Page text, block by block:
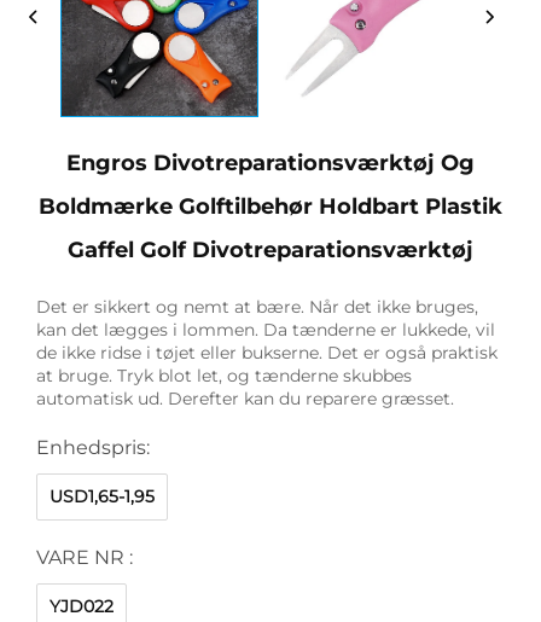
Engros Divotreparationsværktøj Og
Boldmærke Golftilbehør Holdbart Plastik
Gaffel Golf Divotreparationsværktøj
Det er sikkert og nemt at bære. Når det ikke bruges,
kan det lægges i lommen. Da tænderne er lukkede, vil
de ikke ridse i tøjet eller bukserne. Det er også praktisk
at bruge. Tryk blot let, og tænderne skubbes
automatisk ud. Derefter kan du reparere græsset.
Enhedspris:
USD1,65-1,95
VARE NR :
YJD022